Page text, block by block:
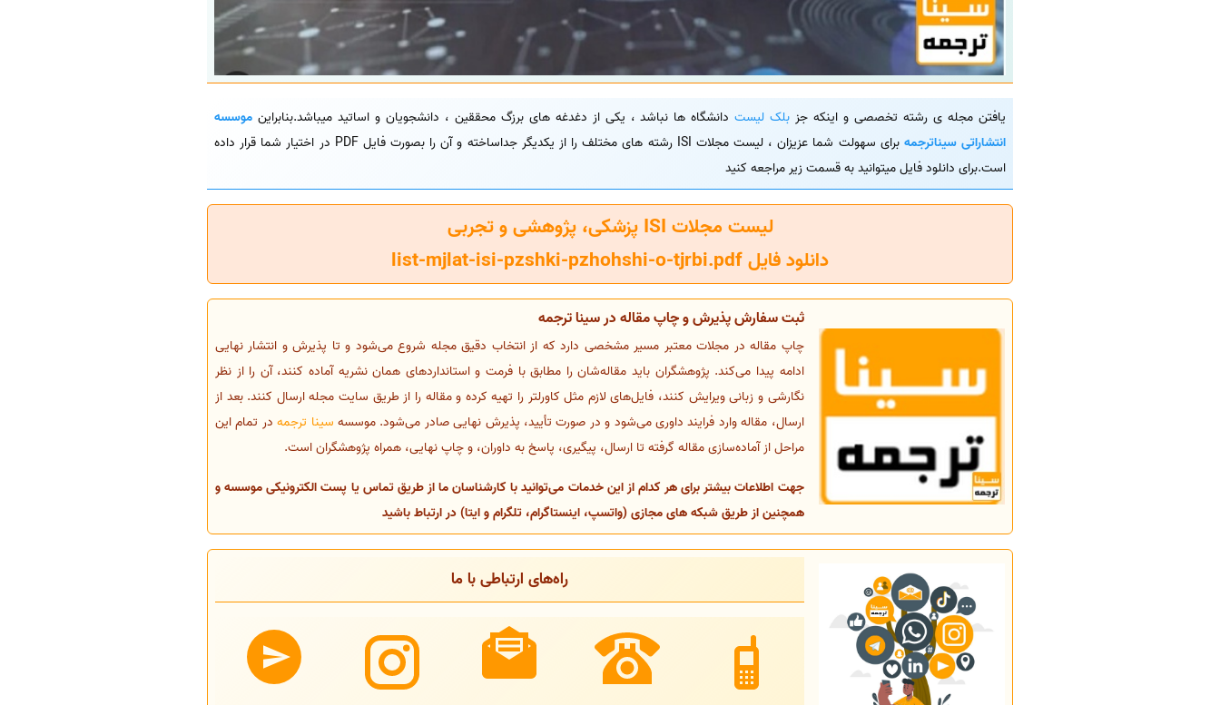
یافتن مجله ی رشته تخصصی و اینکه جز بلک لیستدانشگاه ها نباشد ، یکی از دغدغه های برزگ محققین ، دانشجویان و اساتید میباشد.بنابراین موسسه
انتشاراتی سیناترجمه
برای سهولت شما عزیزان ، لیست مجلات ISI رشته های مختلف را از یکدیگر جداساخته و آن را بصورت فایل PDF در اختیار شما قرار داده
است.برای دانلود فایل میتوانید به قسمت زیر مراجعه کنید
لیست مجلات ISI پزشکی، پژوهشی و تجربی
دانلود فایل list-mjlat-isi-pzshki-pzhohshi-o-tjrbi.pdf
ثبت سفارش پذیرش و چاپ مقاله در سینا ترجمه
چاپ مقاله در مجلات معتبر مسیر مشخصی دارد که از انتخاب دقیق مجله شروع می‌شود و تا پذیرش و انتشار نهایی
ادامه پیدا می‌کند. پژوهشگران باید مقاله‌شان را مطابق با فرمت و استانداردهای همان نشریه آماده کنند، آن را از نظر
نگارشی و زبانی ویرایش کنند، فایل‌های لازم مثل کاورلتر را تهیه کرده و مقاله را از طریق سایت مجله ارسال کنند. بعد از
ارسال، مقاله وارد فرایند داوری می‌شود و در صورت تأیید، پذیرش نهایی صادر می‌شود. موسسه سینا ترجمهدر تمام این
مراحل از آماده‌سازی مقاله گرفته تا ارسال، پیگیری، پاسخ به داوران، و چاپ نهایی، همراه پژوهشگران است.
جهت اطلاعات بیشتر برای هر کدام از این خدمات می‌توانید با کارشناسان ما از طریق تماس یا پست الکترونیکی موسسه و
همچنین از طریق شبکه های مجازی (واتسپ، اینستاگرام، تلگرام و ایتا) در ارتباط باشید
راه‌های ارتباطی با ما